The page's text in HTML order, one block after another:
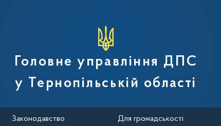
податкової служби України
Головне управління ДПС
у Тернопільській області
Законодавство Для громадськості